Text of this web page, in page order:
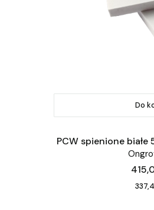
Do
PCW spienione
Cena
Cena